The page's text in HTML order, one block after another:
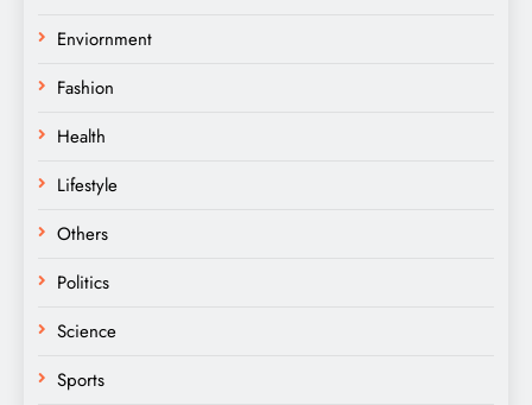
Enviornment
Fashion
Health
Lifestyle
Others
Politics
Science
Sports